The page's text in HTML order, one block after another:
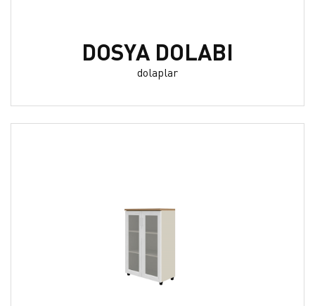
DOSYA DOLABI
dolaplar